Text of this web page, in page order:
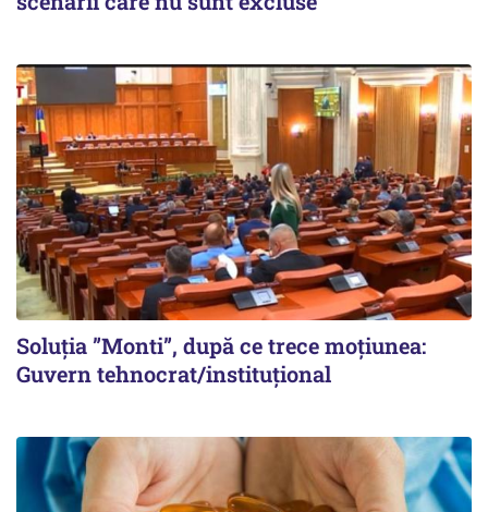
Soluția ”Monti”, după ce trece moțiunea:
Guvern tehnocrat/instituțional